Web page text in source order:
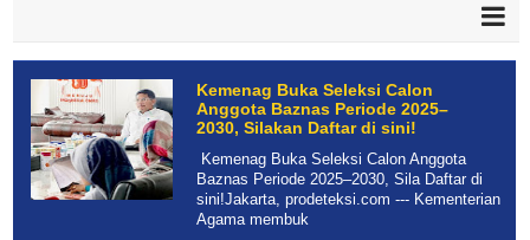
Kemenag Buka Seleksi Calon
Anggota Baznas Periode 2025–
2030, Silakan Daftar di sini!
Kemenag Buka Seleksi Calon Anggota
Baznas Periode 2025–2030, Sila Daftar di
sini!Jakarta, prodeteksi.com --- Kementerian
Agama membuk